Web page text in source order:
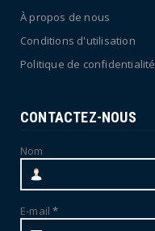
À propos de nous
Conditions d'utilisation
Politique de confidentialité
CONTACTEZ-NOUS
Nom
E-mail*